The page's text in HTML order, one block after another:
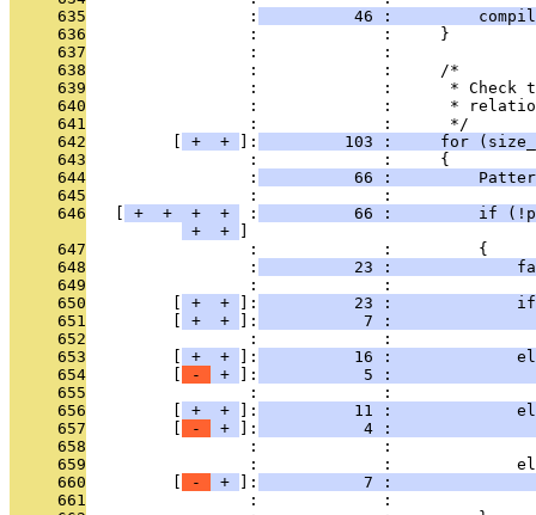
     635
                 :
46 :
     636
                 :             :     }
     637
                 :             :
     638
                 :             :     /*
     639
:             :      * Check
     640
:             :      *
     641
                 :             :      */
     642
+ + ]:
103 :     for
     643
                 :             :     {
     644
                 :
66 :
     645
                 :             :
     646
+ + + + :
66 :         if
+
+
     647
                 :             :         {
     648
                 :
23 :
     649
                 :             :
     650
+ + ]:
23 :
     651
+ + ]:
7 :
     652
:             :
     653
+ + ]:
16 :
     654
- + ]:
5 :
     655
:             :
     656
+ + ]:
11 :
     657
- + ]:
4 :
     658
:             :
     659
:             :
     660
- + ]:
7 :
     661
:             :